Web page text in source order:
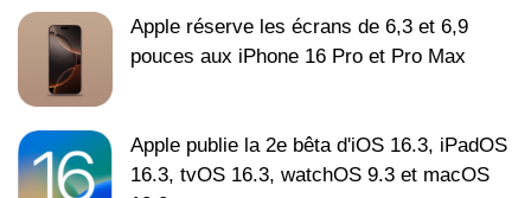
Apple réserve les écrans de 6,3 et 6,9
pouces aux iPhone 16 Pro et Pro Max
Apple publie la 2e bêta d'iOS 16.3, iPadOS
16.3, tvOS 16.3, watchOS 9.3 et macOS